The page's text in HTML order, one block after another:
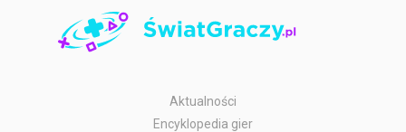
Aktualności
Encyklopedia gier